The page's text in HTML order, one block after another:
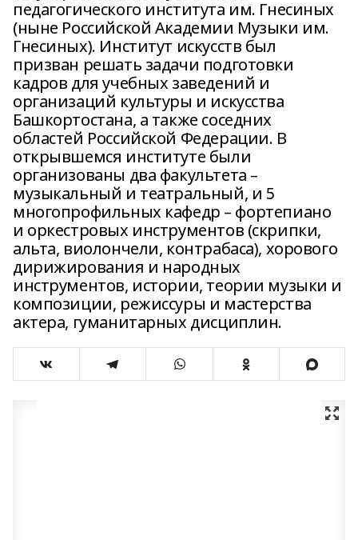
педагогического института им. Гнесиных
(ныне Российской Академии Музыки им.
Гнесиных). Институт искусств был
призван решать задачи подготовки
кадров для учебных заведений и
организаций культуры и искусства
Башкортостана, а также соседних
областей Российской Федерации. В
открывшемся институте были
организованы два факультета –
музыкальный и театральный, и 5
многопрофильных кафедр – фортепиано
и оркестровых инструментов (скрипки,
альта, виолончели, контрабаса), хорового
дирижирования и народных
инструментов, истории, теории музыки и
композиции, режиссуры и мастерства
актера, гуманитарных дисциплин.